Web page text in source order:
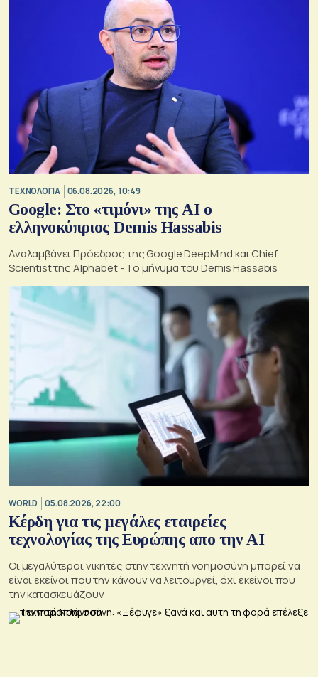
ΤΕΧΝΟΛΟΓΙΑ 06.08.2026, 10:49
Google: Στο «τιμόνι» της AI ο
ελληνοκύπριος Demis Hassabis
Αναλαμβάνει Πρόεδρος της Google DeepMind και Chief
Scientist της Alphabet - Το μήνυμα του Demis Hassabis
WORLD 05.08.2026, 22:00
Κέρδη για τις μεγάλες εταιρείες
τεχνολογίας της Ευρώπης απο την AI
Οι μεγαλύτεροι νικητές στην τεχνητή νοημοσύνη μπορεί να
είναι εκείνοι που την κάνουν να λειτουργεί, όχι εκείνοι που
την κατασκευάζουν